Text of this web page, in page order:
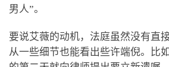
男人”。
要说艾薇的动机，法庭虽然没有直
从一些细节也能看出些许端倪。比